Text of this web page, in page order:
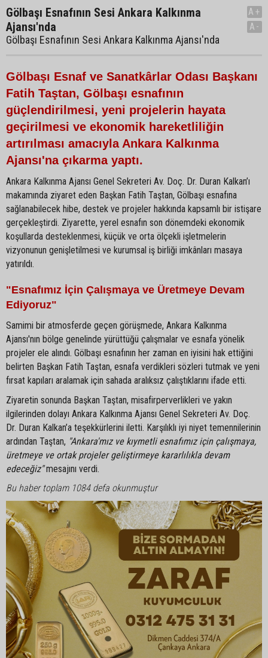
Gölbaşı Esnafının Sesi Ankara Kalkınma
Ajansı'nda
Gölbaşı Esnafının Sesi Ankara Kalkınma Ajansı'nda
A+
A-
Gölbaşı Esnaf ve Sanatkârlar Odası Başkanı
Fatih Taştan, Gölbaşı esnafının
güçlendirilmesi, yeni projelerin hayata
geçirilmesi ve ekonomik hareketliliğin
artırılması amacıyla Ankara Kalkınma
Ajansı'na çıkarma yaptı.
Ankara Kalkınma Ajansı Genel Sekreteri Av. Doç. Dr. Duran Kalkan’ı
makamında ziyaret eden Başkan Fatih Taştan, Gölbaşı esnafına
sağlanabilecek hibe, destek ve projeler hakkında kapsamlı bir istişare
gerçekleştirdi. Ziyarette, yerel esnafın son dönemdeki ekonomik
koşullarda desteklenmesi, küçük ve orta ölçekli işletmelerin
vizyonunun genişletilmesi ve kurumsal iş birliği imkânları masaya
yatırıldı.
"Esnafımız İçin Çalışmaya ve Üretmeye Devam
Ediyoruz"
Samimi bir atmosferde geçen görüşmede, Ankara Kalkınma
Ajansı'nın bölge genelinde yürüttüğü çalışmalar ve esnafa yönelik
projeler ele alındı. Gölbaşı esnafının her zaman en iyisini hak ettiğini
belirten Başkan Fatih Taştan, esnafa verdikleri sözleri tutmak ve yeni
fırsat kapıları aralamak için sahada aralıksız çalıştıklarını ifade etti.
Ziyaretin sonunda Başkan Taştan, misafirperverlikleri ve yakın
ilgilerinden dolayı Ankara Kalkınma Ajansı Genel Sekreteri Av. Doç.
Dr. Duran Kalkan’a teşekkürlerini iletti. Karşılıklı iyi niyet temennilerinin
ardından Taştan, "Ankara'mız ve kıymetli esnafımız için çalışmaya,
üretmeye ve ortak projeler geliştirmeye kararlılıkla devam
edeceğiz"mesajını verdi.
Bu haber toplam 1084 defa okunmuştur